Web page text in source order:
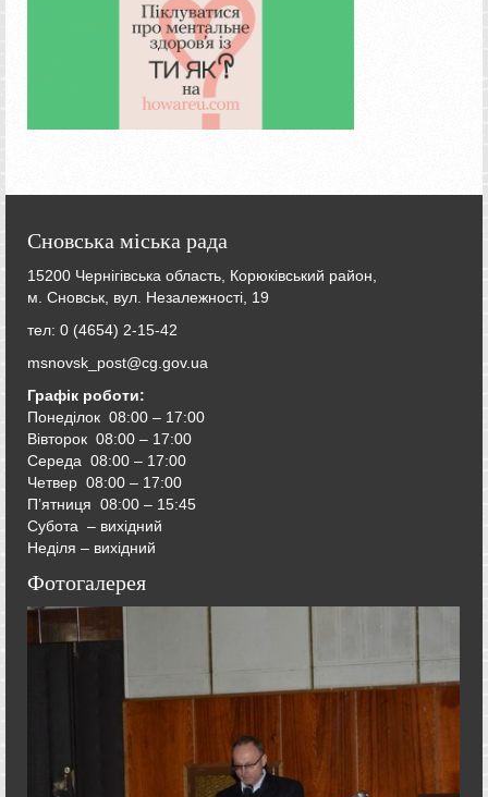
Сновська міська рада
15200 Чернігівська область, Корюківський район,
м. Сновськ, вул. Незалежності, 19
тел: 0 (4654) 2-15-42
msnovsk_post@cg.gov.ua
Графік роботи:
Понеділок 08:00 – 17:00
Вівторок 08:00 – 17:00
Середа 08:00 – 17:00
Четвер 08:00 – 17:00
П’ятниця 08:00 – 15:45
Субота – вихідний
Неділя – вихідний
Фотогалерея